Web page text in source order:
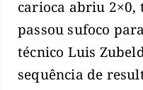
carioca abriu 2×0,
passou sufoco
técnico Luis
sequência de